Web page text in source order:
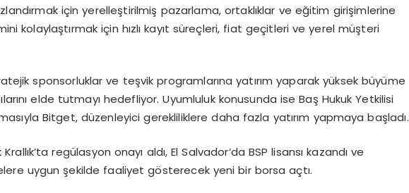
için yerelleştirilmiş pazarlama, ortaklıklar ve eğitim girişimlerine
kolaylaştırmak için hızlı kayıt süreçleri, fiat geçitleri ve yerel müşteri
sponsorluklar ve teşvik programlarına yatırım yaparak yüksek büyüme
elde tutmayı hedefliyor. Uyumluluk konusunda ise Baş Hukuk Yetkilisi
Bitget, düzenleyici gerekliliklere daha fazla yatırım yapmaya başladı.
regülasyon onayı aldı, El Salvador’da BSP lisansı kazandı ve
uygun şekilde faaliyet gösterecek yeni bir borsa açtı.